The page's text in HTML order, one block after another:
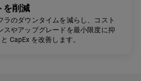
を削減
ラのダウンタイムを減らし、コスト
スやアップグレードを最小限度に抑
CapEx を改善します。